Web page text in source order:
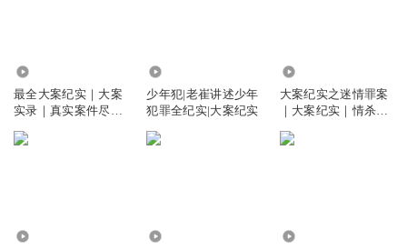
最全大案纪实｜大案
实录｜真实案件尽在
少年犯|老崔讲述少年
犯罪全纪实|大案纪实
大案纪实之迷情罪案
｜大案纪实｜情杀案